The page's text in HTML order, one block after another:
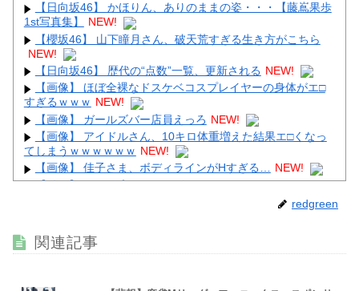
【日向坂46】 かほりん、ありのままの姿・・・【藤嶌果歩
1st写真集】
NEW!
【櫻坂46】 山下瞳月さん、破天荒すぎる生き方がこちら
NEW!
【日向坂46】 歴代の“点数”一覧、更新される NEW!
【画像】 ほぼ全裸なドスケベコスプレイヤーの身体がエ□
すぎるｗｗｗ NEW!
【画像】 ガールズバー店員えっろ NEW!
【画像】 アイドルさん、10キロ体重増えた結果エ□くなっ
てしまうｗｗｗｗｗｗ NEW!
【画像】 佳子さま、ボディラインがHすぎる… NEW!
【動画】 Kカップお○ぱい、触るにはデカすぎるｗｗｗ
Powered by livedoor 相互RSS
redgreen
関連記事